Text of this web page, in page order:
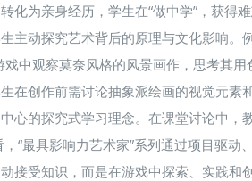
化为亲身经历，学生在“做中学”，获得
主动探究艺术背后的原理与文化影响。
中观察莫奈风格的风景画作，思考其
在创作前需讨论抽象派绘画的视觉元素
心的探究式学习理念。在课堂讨论中，
“最具影响力艺术家”系列通过项目驱
接受知识，而是在游戏中探索、实践和